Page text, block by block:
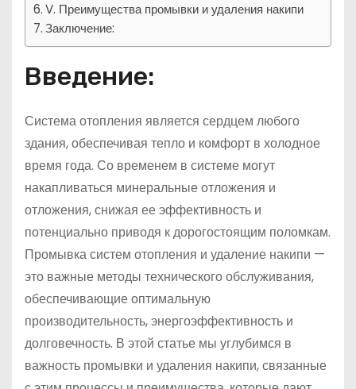
V. Преимущества промывки и удаления накипи
Заключение:
Введение:
Система отопления является сердцем любого
здания, обеспечивая тепло и комфорт в холодное
время года. Со временем в системе могут
накапливаться минеральные отложения и
отложения, снижая ее эффективность и
потенциально приводя к дорогостоящим поломкам.
Промывка систем отопления и удаление накипи —
это важные методы технического обслуживания,
обеспечивающие оптимальную
производительность, энергоэффективность и
долговечность. В этой статье мы углубимся в
важность промывки и удаления накипи, связанные